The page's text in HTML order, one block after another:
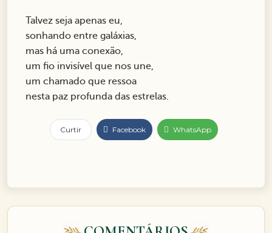
Talvez seja apenas eu,
sonhando entre galáxias,
mas há uma conexão,
um fio invisível que nos une,
um chamado que ressoa
nesta paz profunda das estrelas.
Curtir Facebook WhatsApp